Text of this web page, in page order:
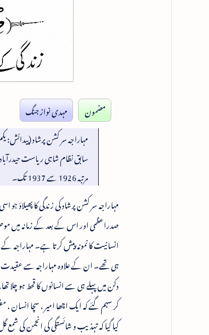
مضمون مہدی نواز جنگ
مہاراجہ سر کشن پرشاد (پیدائش: یکم/جنوری 1864 ،
مرتبہ 1926 سے 1937 تک۔
صدراعظمی اور اس کے بعد کے زمانہ میں
انسانیت کا نمونہ پیش کرتا ہے۔
ہی تھے۔ ان کے علاوہ مہاراجہ سے
دکن میں پہلے ہی سے انسانوں کا قحط ہو چلا
کر سہم گئے کہ ایک اچھا امیر ، سچا انسان ،
کیا گیا کہ تہذیب و شائستگی کی انجمن کی